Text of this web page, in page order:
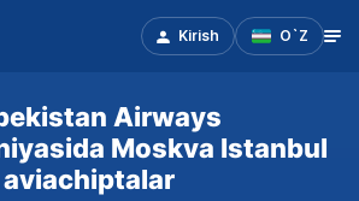
Kirish O`Z
Airways
Moskva Istanbul
aviachiptalar